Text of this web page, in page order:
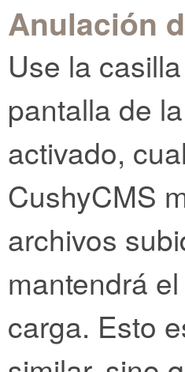
Anulación
Use la
pantalla de
activado,
CushyCMS
archivos
mantendrá
carga. Esto